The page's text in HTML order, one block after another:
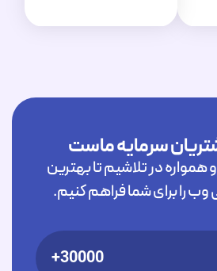
سرمایه ماست
در تلاشیم تا بهترین
را برای شما فراهم کنیم.
30000+